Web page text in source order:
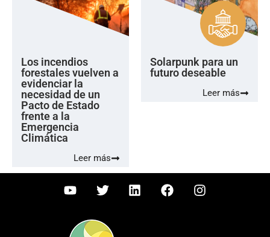
Los incendios
forestales vuelven a
evidenciar la
necesidad de un
Pacto de Estado
frente a la
Emergencia
Climática
Leer más
Solarpunk para un
futuro deseable
Leer más